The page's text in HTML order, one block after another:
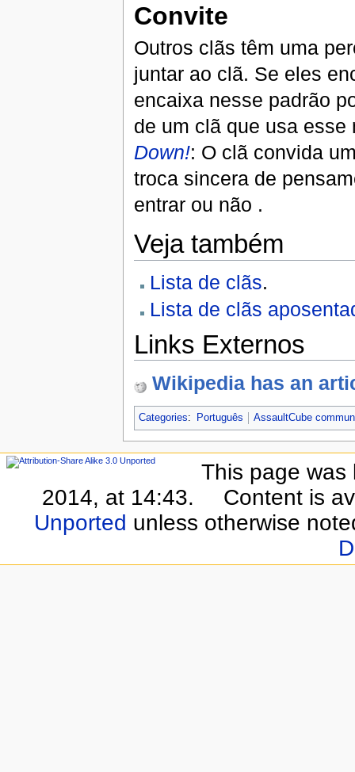
Convite
Outros clãs têm uma
juntar ao clã. Se eles
encaixa nesse padrão
de um clã que usa
Down!: O clã convida
troca sincera de
entrar ou não .
Veja também
Lista de clãs.
Lista de clãs
Links Externos
Wikipedia has an
Categories: Português AssaultCube
This page was
2014, at 14:43.
Content is
Unported unless otherwise